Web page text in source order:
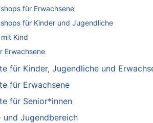
für Erwachsene
für Kinder und Jugendliche
Kind
Erwachsene
für Kinder, Jugendliche und
für Erwachsene
für Senior*innen
und Jugendbereich